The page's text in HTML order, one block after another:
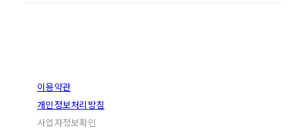
이용약관
개인정보처리방침
사업자정보확인